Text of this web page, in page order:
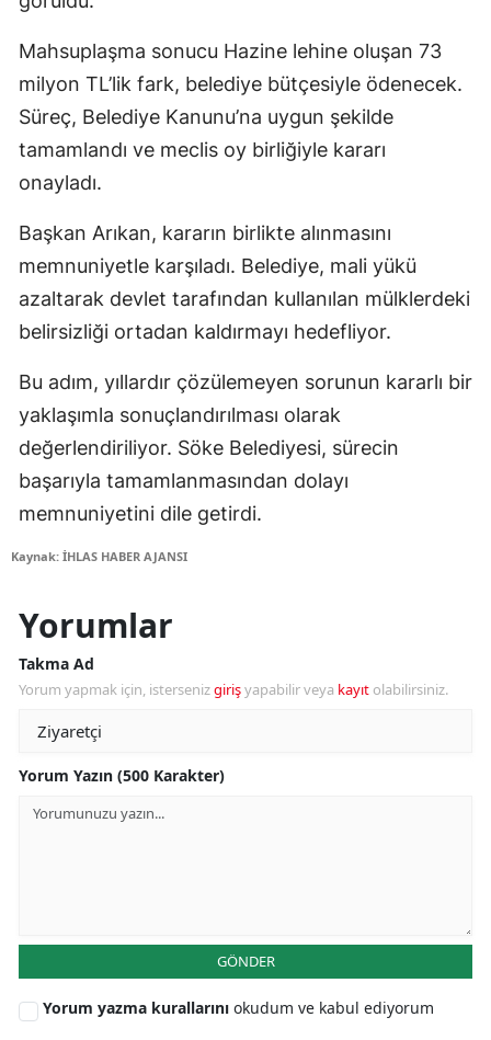
Mahsuplaşma sonucu Hazine lehine oluşan 73
milyon TL’lik fark, belediye bütçesiyle ödenecek.
Süreç, Belediye Kanunu’na uygun şekilde
tamamlandı ve meclis oy birliğiyle kararı
onayladı.
Başkan Arıkan, kararın birlikte alınmasını
memnuniyetle karşıladı. Belediye, mali yükü
azaltarak devlet tarafından kullanılan mülklerdeki
belirsizliği ortadan kaldırmayı hedefliyor.
Bu adım, yıllardır çözülemeyen sorunun kararlı bir
yaklaşımla sonuçlandırılması olarak
değerlendiriliyor. Söke Belediyesi, sürecin
başarıyla tamamlanmasından dolayı
memnuniyetini dile getirdi.
Kaynak: İHLAS HABER AJANSI
Yorumlar
Takma Ad
Yorum yapmak için, istersenizgirişyapabilir veya kayıt olabilirsiniz.
Yorum Yazın (500 Karakter)
GÖNDER
Yorum yazma kurallarını okudum ve kabul ediyorum